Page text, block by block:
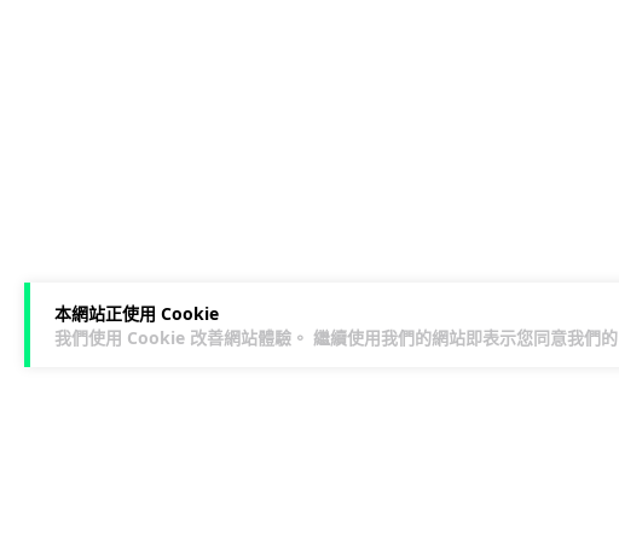
本網站正使用 Cookie
我們使用 Cookie 改善網站體驗。 繼續使用我們的網站即表示您同意我們的